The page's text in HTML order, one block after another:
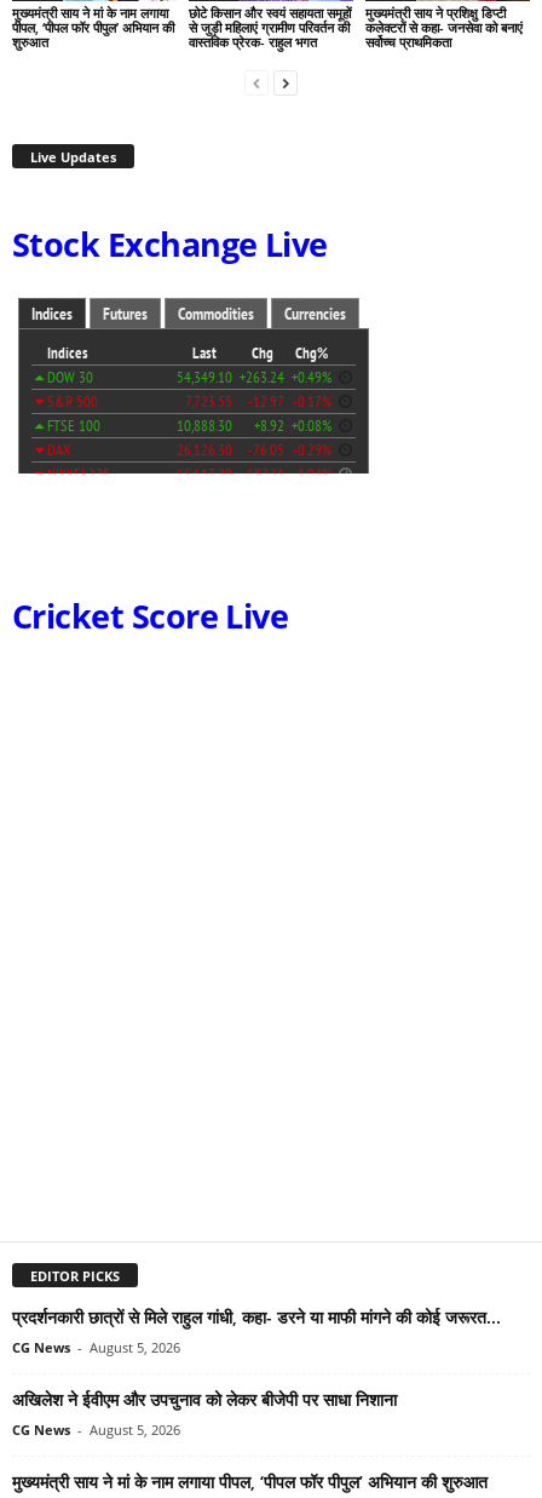
मुख्यमंत्री साय ने मां के नाम लगाया
पीपल, ‘पीपल फॉर पीपुल’ अभियान की
शुरुआत
छोटे किसान और स्वयं सहायता समूहों
से जुड़ी महिलाएं ग्रामीण परिवर्तन की
वास्तविक प्रेरक- राहुल भगत
मुख्यमंत्री साय ने प्रशिक्षु डिप्टी
कलेक्टरों से कहा- जनसेवा को बनाएं
सर्वोच्च प्राथमिकता
Live Updates
Stock Exchange Live
Cricket Score Live
EDITOR PICKS
प्रदर्शनकारी छात्रों से मिले राहुल गांधी, कहा- डरने या माफी मांगने की कोई जरूरत...
CG News - August 5, 2026
अखिलेश ने ईवीएम और उपचुनाव को लेकर बीजेपी पर साधा निशाना
CG News - August 5, 2026
मुख्यमंत्री साय ने मां के नाम लगाया पीपल, ‘पीपल फॉर पीपुल’ अभियान की शुरुआत